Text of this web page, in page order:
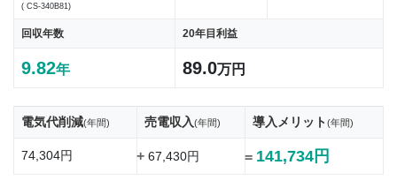
( CS-340B81)
回収年数 20年目利益
9.82年 89.0万円
電気代削減(年間) 売電収入(年間) 導入メリット(年間)
74,304円 +67,430円 = 141,734円